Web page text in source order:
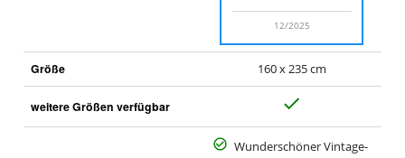
12/2025
Größe 160 x 235 cm
weitere Größen verfügbar
a
Wunderschöner Vintage-